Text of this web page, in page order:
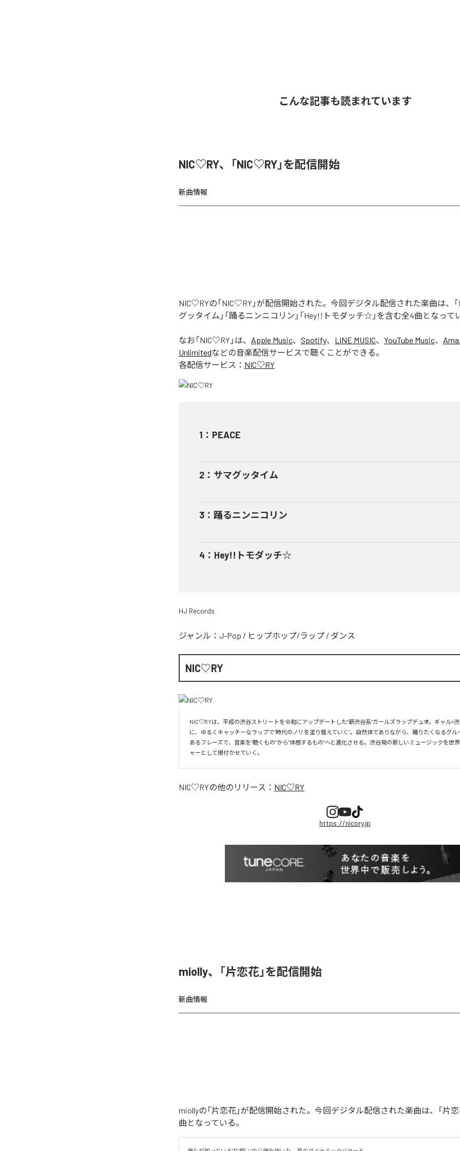
こんな記事も読まれています
NIC♡RY、「NIC♡RY」を配信開始
新曲情報
NIC♡RYの「NIC♡RY」が配信開始された。今回デジタル配信された楽曲は、「
グッタイム」「踊るニンニコリン」「Hey!!トモダッチ☆」を含む全4曲となって
なお「NIC♡RY 」は、 Apple Music、 Spotify、 LINE MUSIC、 YouTube Music、
Unlimitedなどの音楽配信サービスで聴くことができる。
各配信サービス： NIC♡RY
1 ： PEACE
2 ： サマグッタイム
3 ： 踊るニンニコリン
4 ： Hey!!トモダッチ☆
HJ Records
ジャンル： J-Pop / ヒップホップ/ラップ / ダンス
NIC♡RY
NIC♡RYは、平成の渋谷ストリートを令和にアップデートした“新渋谷系”ガールズラップデュオ。ギャル×
に、ゆるくキャッチーなラップで“時代のノリを塗り替えていく”。自然体でありながら、踊りたくなるグル
あるフレーズで、音楽を“聴くもの”から“体感するもの”へと進化させる。渋谷発の新しいミュージックを世
ャーとして根付かせていく。
NIC♡RYの他のリリース： NIC♡RY
https://nicory.jp
miolly、「片恋花」を配信開始
新曲情報
miollyの「片恋花」が配信開始された。今回デジタル配信された楽曲は、「片恋
曲となっている。